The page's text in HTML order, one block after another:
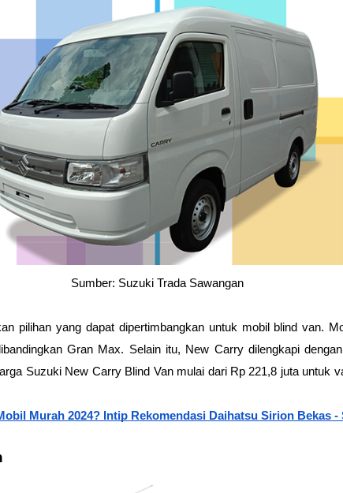
Sumber: Suzuki Trada Sawangan
pilihan yang dapat dipertimbangkan untuk mobil blind van.
Gran Max. Selain itu, New Carry dilengkapi
Suzuki New Carry Blind Van mulai dari Rp 221,8 juta untuk
Murah 2024? Intip Rekomendasi Daihatsu Sirion Bekas -